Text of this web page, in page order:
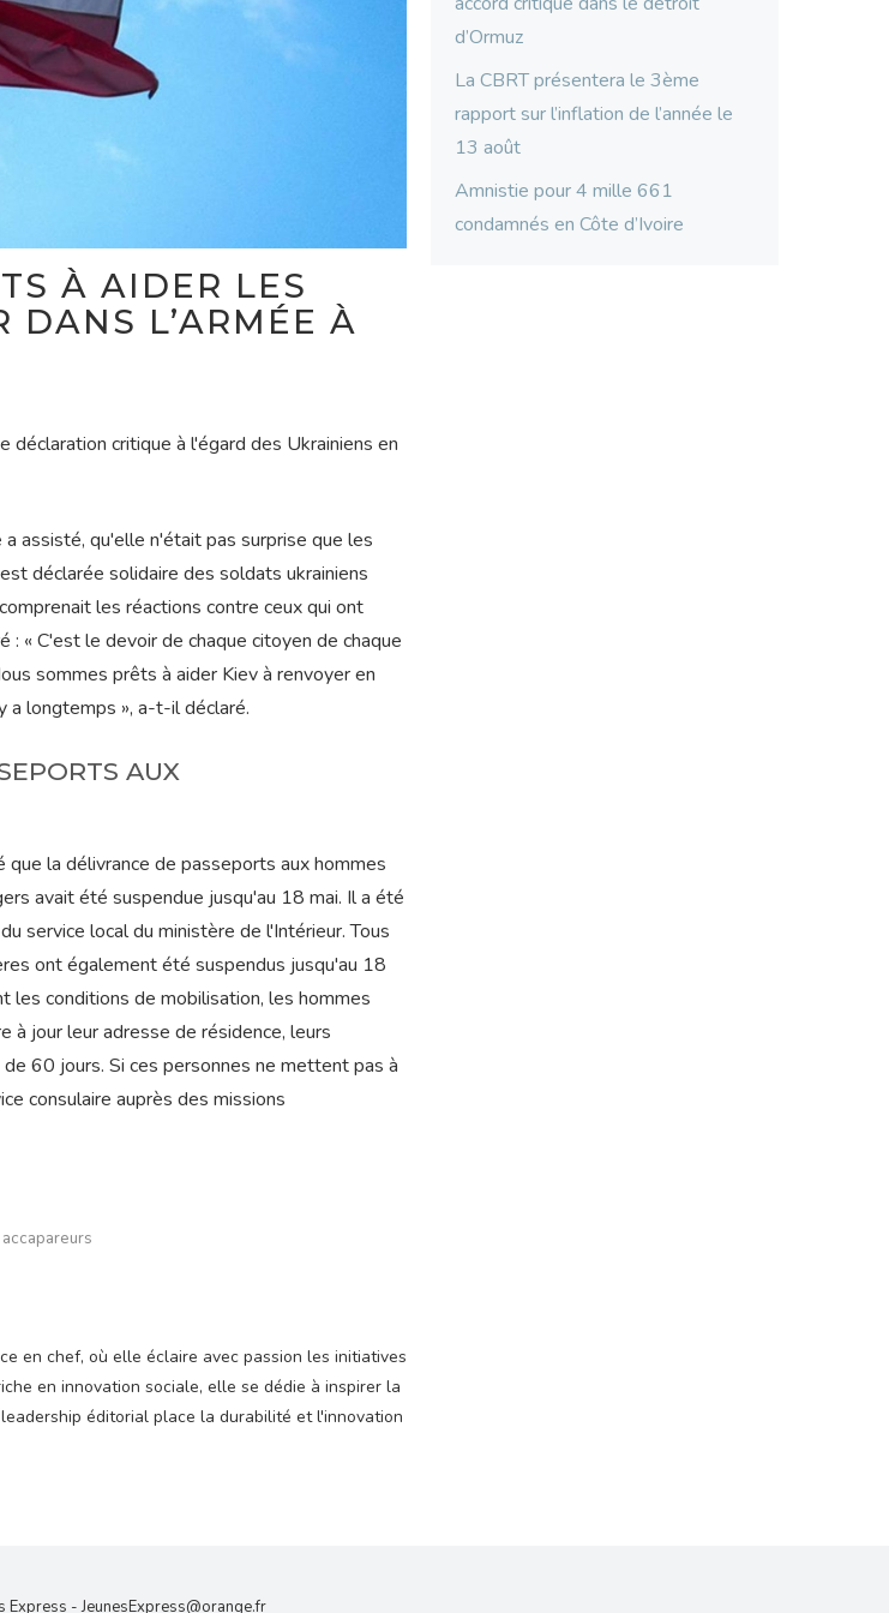
À AIDER LES
DANS L’ARMÉE À
critique à l'égard des Ukrainiens en
assisté, qu'elle n'était pas surprise que les
déclarée solidaire des soldats ukrainiens
les réactions contre ceux qui ont
« C'est le devoir de chaque citoyen de chaque
sommes prêts à aider Kiev à renvoyer en
a longtemps », a-t-il déclaré.
AUX
la délivrance de passeports aux hommes
avait été suspendue jusqu'au 18 mai. Il a été
service local du ministère de l'Intérieur. Tous
ont également été suspendus jusqu'au 18
les conditions de mobilisation, les hommes
jour leur adresse de résidence, leurs
60 jours. Si ces personnes ne mettent pas à
consulaire auprès des missions
en chef, où elle éclaire avec passion les initiatives
en innovation sociale, elle se dédie à inspirer la
éditorial place la durabilité et l'innovation
d’Ormuz
La CBRT présentera le 3ème
rapport sur l’inflation de l’année le
13 août
Amnistie pour 4 mille 661
condamnés en Côte d’Ivoire
Express -JeunesExpress@orange.fr